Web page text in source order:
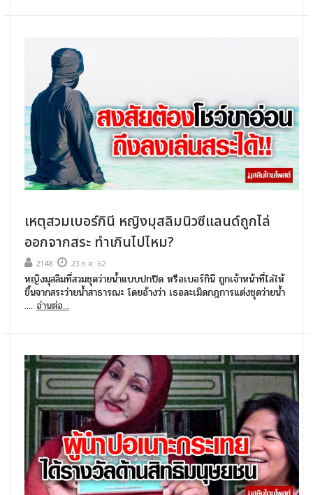
เหตุสวมเบอร์กินี หญิงมุสลิมนิวซีแลนด์ถูกไล่
ออกจากสระ ทำเกินไปไหม?
2148 23 ก.ค. 62
หญิงมุสลิมที่สวมชุดว่ายน้ำแบบปกปิด หรือเบอร์กินี ถูกเจ้าหน้าที่ไล่ให้
ขึ้นจากสระว่ายน้ำสาธารณะ โดยอ้างว่า เธอละเมิดกฎการแต่งชุดว่ายน้ำ
.... อ่านต่อ...